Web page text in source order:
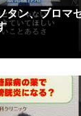
タン、ブロマ